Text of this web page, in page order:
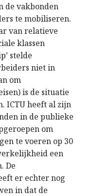
de vakbonden
te mobiliseren.
van relatieve
klassen
stelde
niet in
om
is de situatie
ICTU heeft al zijn
in de publieke
om
te voeren op 30
een
De
er echter nog
in dat de